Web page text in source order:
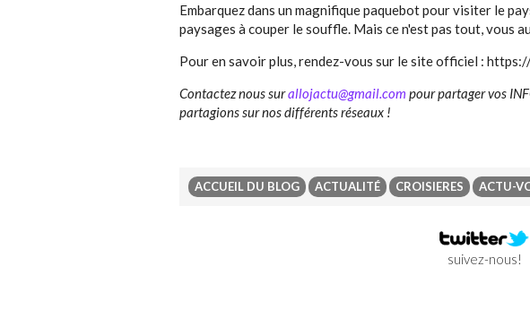
Embarquez dans un magnifique paquebot pour visiter le
paysages à couper le souffle. Mais ce n'est pas tout, vous
Pour en savoir plus, rendez-vous sur le site officiel :
Contactez nous surallojactu@gmail.com pour partager vos
partagions sur nos différents réseaux !
ACCUEIL DU BLOG ACTUALITÉ CROISIERES ACTU-
suivez-nous!